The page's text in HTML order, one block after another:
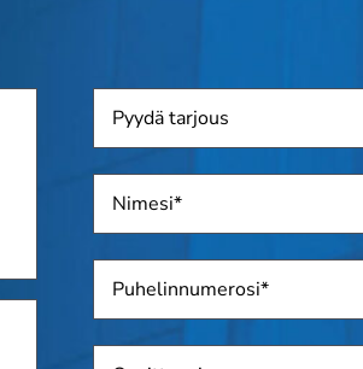
tarjous
Nimi *
Puhelin *
Osoite